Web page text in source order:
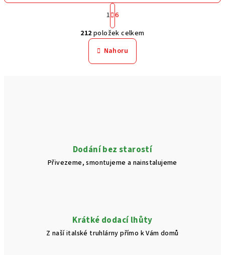
O
v
l
k
y
s
u
S
t
r
á
n
k
o
1 6
212 položek celkem
Nahoru
Dodání bez starostí
Přivezeme, smontujeme a nainstalujeme
Krátké dodací lhůty
Z naší italské truhlárny přímo k Vám domů